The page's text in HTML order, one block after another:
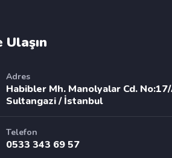
Ulaşın
Adres
Habibler Mh. Manolyalar Cd.
Sultangazi / İstanbul
Telefon
0533 343 69 57